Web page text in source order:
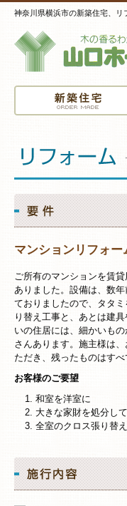
神奈川県横浜市の新築住宅、リ
マンションリフォ
ご所有のマンションを賃
ありました。設備は、数
ておりましたので、タタ
り替え工事と、あとは建
いの住居には、細かいも
さんあります。施主様は
ただき、残ったものはすべ
お客様のご要望
和室を洋室に
大きな家財を処分し
全室のクロス張り替え